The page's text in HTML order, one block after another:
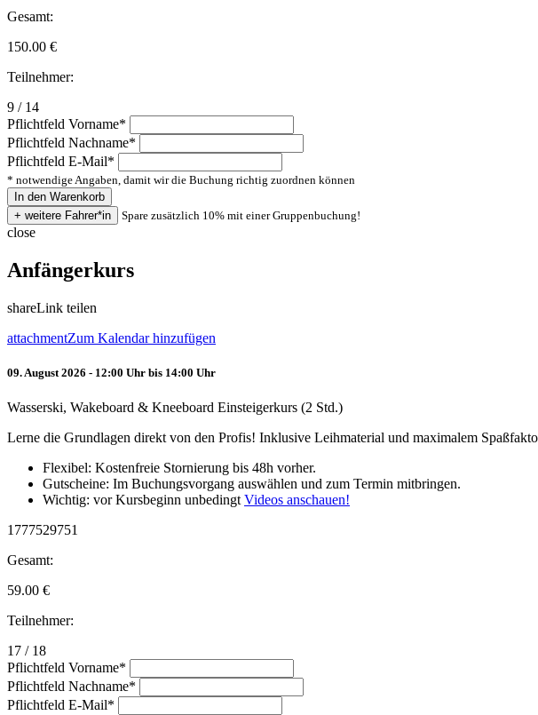
Gesamt:
150.00 €
Teilnehmer:
9 / 14
Pflichtfeld Vorname*
Pflichtfeld Nachname*
Pflichtfeld E-Mail*
* notwendige Angaben, damit wir die Buchung richtig zuordnen können
Spare zusätzlich 10% mit einer Gruppenbuchung!
close
Anfängerkurs
shareLink teilen
attachmentZum Kalendar hinzufügen
09. August 2026 - 12:00 Uhr bis 14:00 Uhr
Wasserski, Wakeboard & Kneeboard Einsteigerkurs (2 Std.)
Lerne die Grundlagen direkt von den Profis! Inklusive Leihmaterial und maximalem
Flexibel: Kostenfreie Stornierung bis 48h vorher.
Gutscheine: Im Buchungsvorgang auswählen und zum Termin mitbringen.
Wichtig: vor Kursbeginn unbedingt Videos anschauen!
1777529751
Gesamt:
59.00 €
Teilnehmer:
17 / 18
Pflichtfeld Vorname*
Pflichtfeld Nachname*
Pflichtfeld E-Mail*